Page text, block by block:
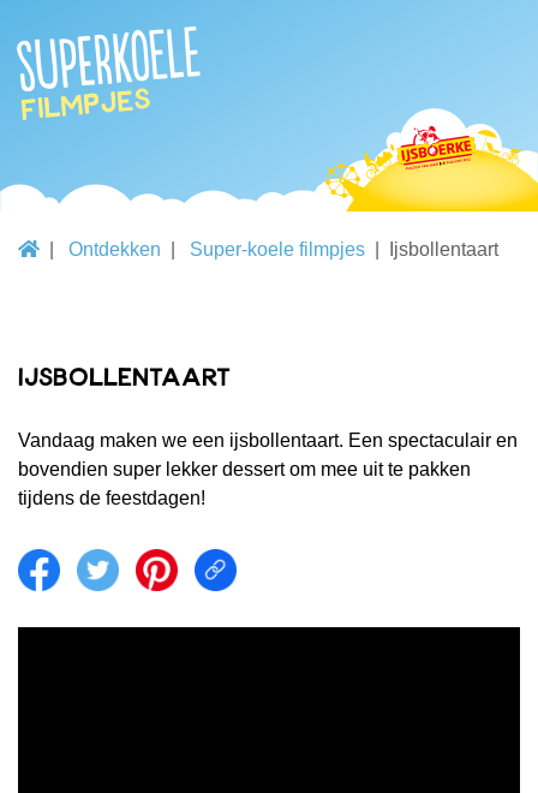
Superkoele
filmpjes
Ontdekken Super-koele filmpjes Ijsbollentaart
Ijsbollentaart
Vandaag maken we een ijsbollentaart. Een spectaculair en
bovendien super lekker dessert om mee uit te pakken
tijdens de feestdagen!
Share on facebook
Share on twitterShare on pintrest
Share link